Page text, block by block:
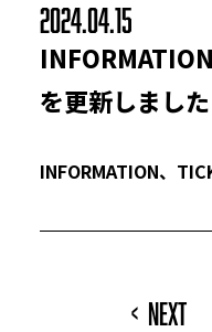
2024.04.15
を更新しました
INFORMATION、
< NEXT